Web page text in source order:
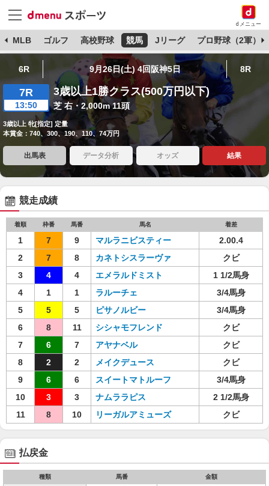
dメニュー
MLB ゴルフ 高校野球 競馬 Jリーグ プロ野球（2軍）
6R 9月26日(土) 4回阪神5日 8R
7R
13:50
3歳以上1勝クラス(500万円以下)
芝 右・2,000m 11頭
3歳以上 牝[指定] 定量
本賞金：740、300、190、110、74万円
出馬表 データ分析 オッズ 結果
競走成績
着順 枠番 馬番 馬名 着差
1 7 9 マルラニビスティー
2.00.4
2
7 8 カネトシスラーヴァ
クビ
3
4 4 エメラルドミスト
1 1/2馬身
4
1 1 ラルーチェ
3/4馬身
5
5 5 ピサノルビー
3/4馬身
6
8 11 シシャモフレンド
クビ
7
6 7 アヤナベル
クビ
8
2 2 メイクデュース
クビ
9
6 6 スイートマトルーフ
3/4馬身
10
3 3 ナムララピス
2 1/2馬身
11
8 10 リーガルアミューズ クビ
払戻金
種類 馬番 金額